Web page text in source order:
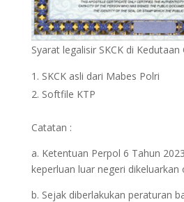
Syarat legalisir SKCK di Kedutaan
SKCK asli dari Mabes Polri
Softfile KTP
Catatan :
a. Ketentuan Perpol 6 Tahun
keperluan luar negeri dikeluarkan
b. Sejak diberlakukan peraturan